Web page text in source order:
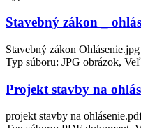
Stavebný zákon _
Stavebný zákon Ohlásenie.jpg
Typ súboru: JPG obrázok,
Projekt stavby na
projekt stavby na